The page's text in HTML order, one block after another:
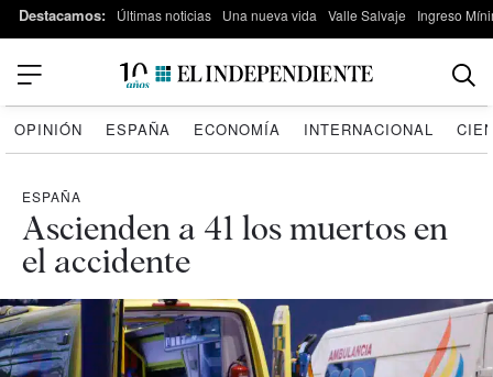
Destacamos: Últimas noticias Una nueva vida Valle Salvaje Ingreso
OPINIÓN ESPAÑA ECONOMÍA INTERNACIONAL
ESPAÑA
Ascienden a 41 los muertos en
el accidente